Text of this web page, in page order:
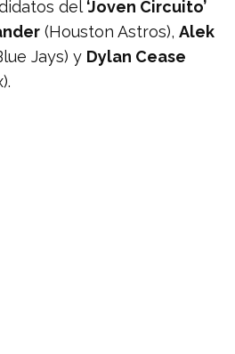
del ‘Joven Circuito’
(Houston Astros),Alek
Jays) y Dylan Cease